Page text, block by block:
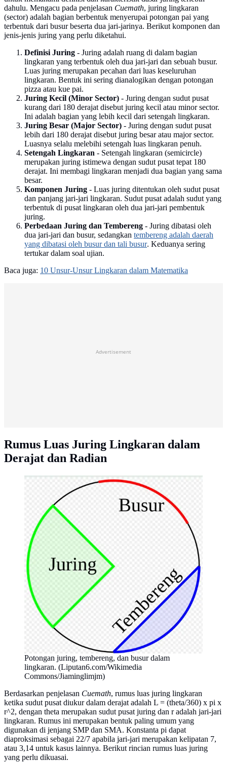
dahulu. Mengacu pada penjelasan Cuemath, juring lingkaran
(sector) adalah bagian berbentuk menyerupai potongan pai yang
terbentuk dari busur beserta dua jari-jarinya. Berikut komponen dan
jenis-jenis juring yang perlu diketahui.
Definisi Juring - Juring adalah ruang di dalam bagian
lingkaran yang terbentuk oleh dua jari-jari dan sebuah busur.
Luas juring merupakan pecahan dari luas keseluruhan
lingkaran. Bentuk ini sering dianalogikan dengan potongan
pizza atau kue pai.
Juring Kecil (Minor Sector) - Juring dengan sudut pusat
kurang dari 180 derajat disebut juring kecil atau minor sector.
Ini adalah bagian yang lebih kecil dari setengah lingkaran.
Juring Besar (Major Sector) - Juring dengan sudut pusat
lebih dari 180 derajat disebut juring besar atau major sector.
Luasnya selalu melebihi setengah luas lingkaran penuh.
Setengah Lingkaran - Setengah lingkaran (semicircle)
merupakan juring istimewa dengan sudut pusat tepat 180
derajat. Ini membagi lingkaran menjadi dua bagian yang sama
besar.
Komponen Juring - Luas juring ditentukan oleh sudut pusat
dan panjang jari-jari lingkaran. Sudut pusat adalah sudut yang
terbentuk di pusat lingkaran oleh dua jari-jari pembentuk
juring.
Perbedaan Juring dan Tembereng - Juring dibatasi oleh
dua jari-jari dan busur, sedangkan tembereng adalah daerah
yang dibatasi oleh busur dan tali busur. Keduanya sering
tertukar dalam soal ujian.
Baca juga: 10 Unsur-Unsur Lingkaran dalam Matematika
Advertisement
Rumus Luas Juring Lingkaran dalam
Derajat dan Radian
Potongan juring, tembereng, dan busur dalam
lingkaran. (Liputan6.com/Wikimedia
Commons/Jiaminglimjm)
Berdasarkan penjelasan Cuemath, rumus luas juring lingkaran
ketika sudut pusat diukur dalam derajat adalah L = (theta/360) x pi x
r^2, dengan theta merupakan sudut pusat juring dan r adalah jari-jari
lingkaran. Rumus ini merupakan bentuk paling umum yang
digunakan di jenjang SMP dan SMA. Konstanta pi dapat
diaproksimasi sebagai 22/7 apabila jari-jari merupakan kelipatan 7,
atau 3,14 untuk kasus lainnya. Berikut rincian rumus luas juring
yang perlu dikuasai.